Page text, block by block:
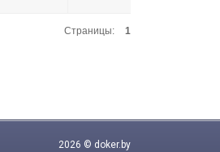
Страницы: 1
2026 © doker.by